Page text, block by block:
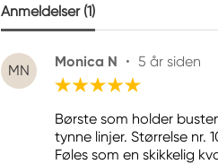
Anmeldelser (1)
MN
Monica N • 5 år siden
Børste som holder
tynne linjer. Størrelse nr.
Føles som en skikkelig